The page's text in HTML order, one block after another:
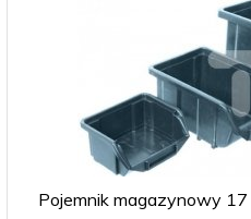
Pojemnik magazynowy